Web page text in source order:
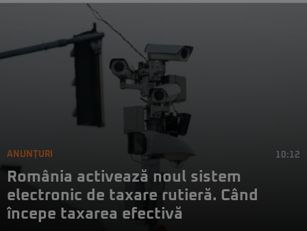
ANUNȚURI 10:12
România activează noul sistem
electronic de taxare rutieră. Când
începe taxarea efectivă